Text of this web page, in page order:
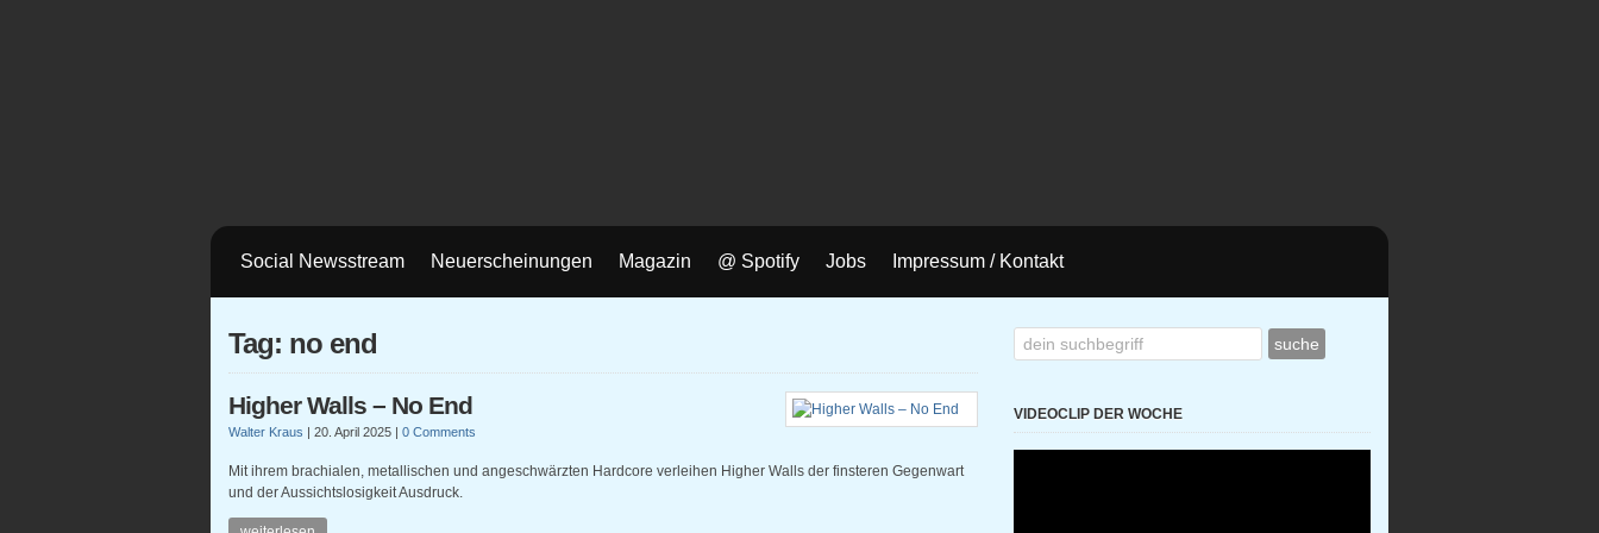
Social Newsstream Neuerscheinungen Magazin @ Spotify Jobs Impressum / Kontakt
Tag: no end
Higher Walls – No End
Walter Kraus | 20. April 2025 | 0 Comments
Mit ihrem brachialen, metallischen und angeschwärzten Hardcore verleihen Higher Walls der finsteren Gegenwart
und der Aussichtslosigkeit Ausdruck.
VIDEOCLIP DER WOCHE